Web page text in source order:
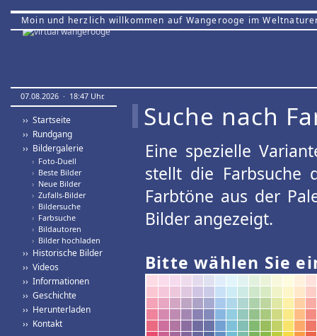
Moin und herzlich willkommen auf Wangerooge im
07.08.2026 · 18:47 Uhr.
›› Startseite
›› Rundgang
›› Bildergalerie
› Foto-Duell
› Beste Bilder
› Neue Bilder
› Zufalls-Bilder
› Bildersuche
› Farbsuche
› Bildautoren
› Bilder hochladen
›› Historische Bilder
›› Videos
›› Informationen
›› Geschichte
›› Herunterladen
›› Kontakt
Suche nach
Eine spezielle
stellt die Farbsuche
Farbtöne aus der
Bilder angezeigt.
Bitte wählen Sie